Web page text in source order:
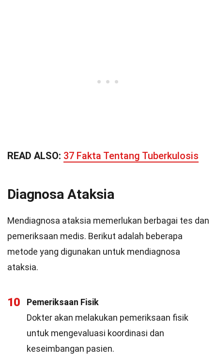
READ ALSO: 37 Fakta Tentang Tuberkulosis
Diagnosa Ataksia
Mendiagnosa ataksia memerlukan berbagai tes dan
pemeriksaan medis. Berikut adalah beberapa
metode yang digunakan untuk mendiagnosa
ataksia.
10
Pemeriksaan Fisik
Dokter akan melakukan pemeriksaan fisik
untuk mengevaluasi koordinasi dan
keseimbangan pasien.